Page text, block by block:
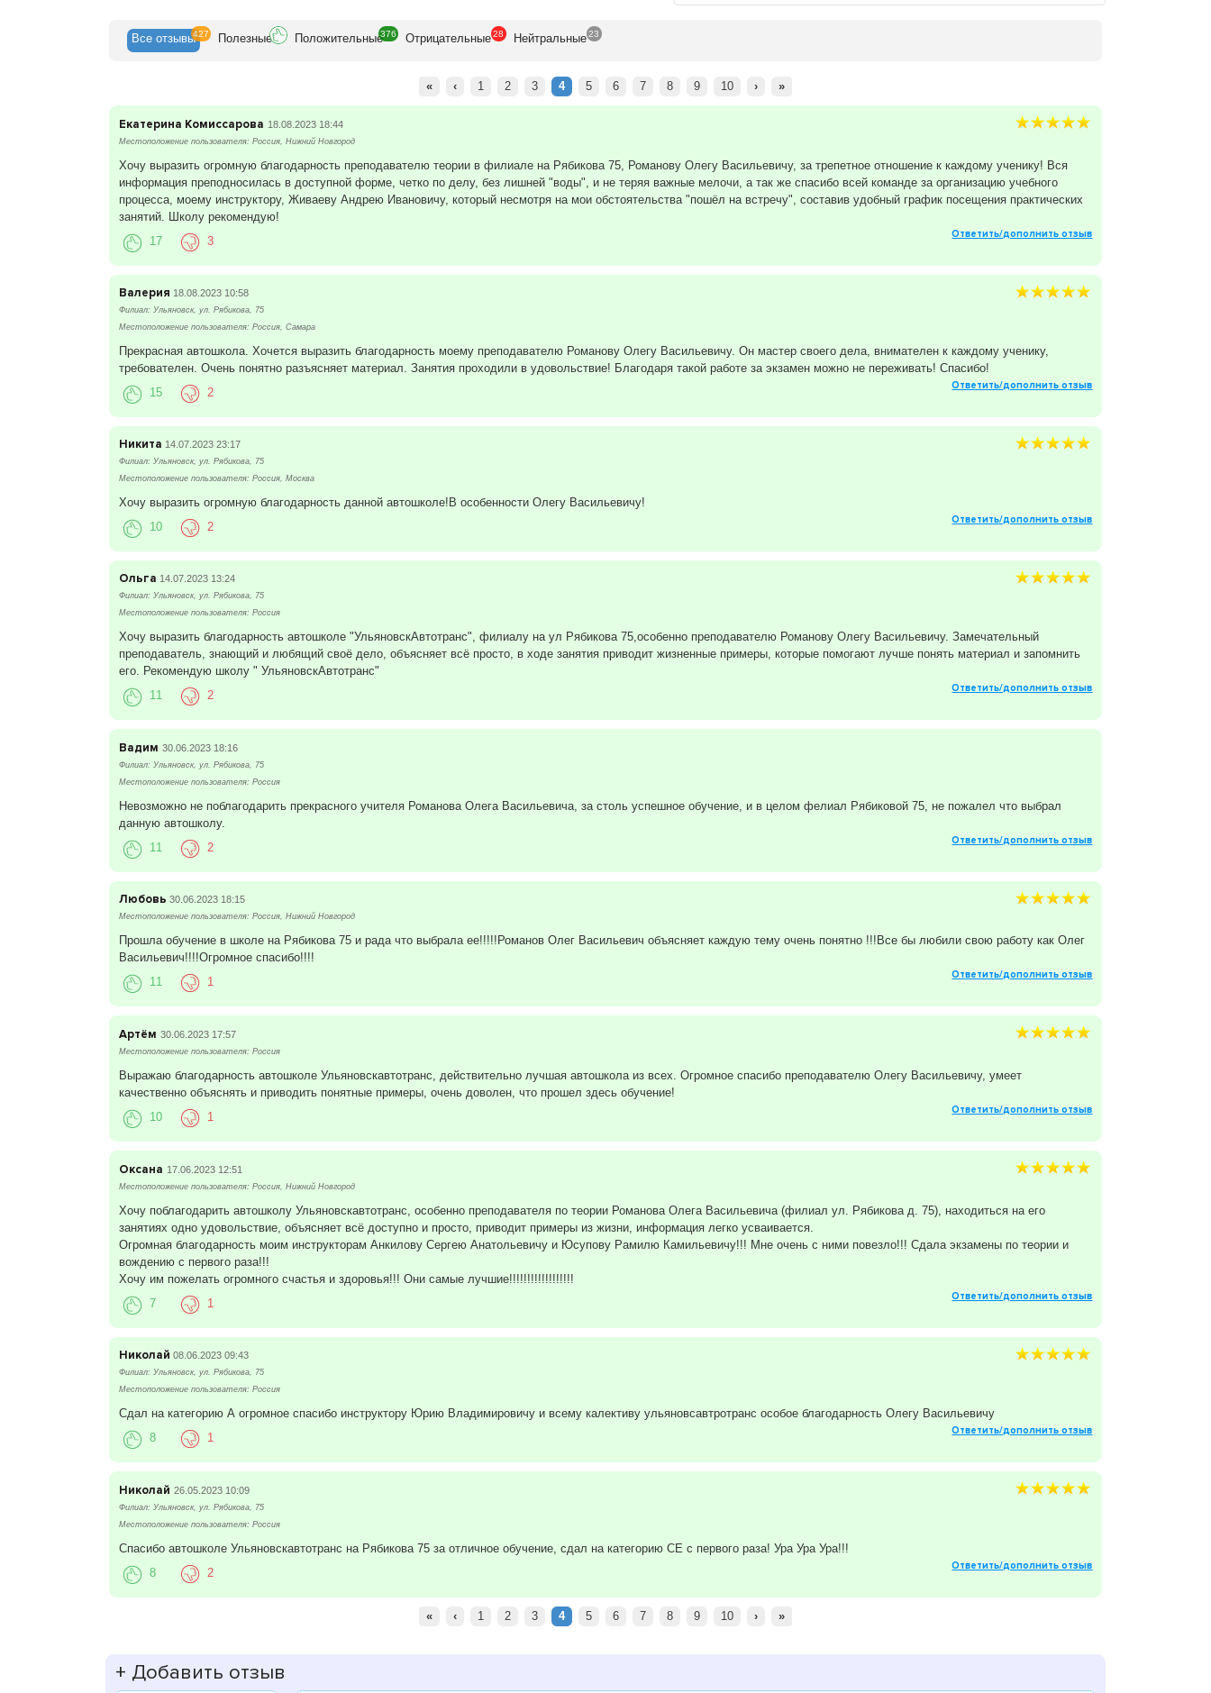
Все отзывы427 Полезные Положительные376 Отрицательные 28 Нейтральные 23
« ‹ 1 2 3 4 5 6 7 8 9 10 › »
Екатерина Комиссарова 18.08.2023 18:44
Местоположение пользователя: Россия, Нижний Новгород
Хочу выразить огромную благодарность преподавателю теории в филиале на Рябикова 75, Романову Олегу Васильевичу, за трепетное отношение к каждому ученику! Вся
информация преподносилась в доступной форме, четко по делу, без лишней "воды", и не теряя важные мелочи, а так же спасибо всей команде за организацию учебного
процесса, моему инструктору, Живаеву Андрею Ивановичу, который несмотря на мои обстоятельства "пошёл на встречу", составив удобный график посещения практических
занятий. Школу рекомендую!
Ответить/дополнить отзыв
17 3
Валерия 18.08.2023 10:58
Филиал: Ульяновск, ул. Рябикова, 75
Местоположение пользователя: Россия, Самара
Прекрасная автошкола. Хочется выразить благодарность моему преподавателю Романову Олегу Васильевичу. Он мастер своего дела, внимателен к каждому ученику,
требователен. Очень понятно разъясняет материал. Занятия проходили в удовольствие! Благодаря такой работе за экзамен можно не переживать! Спасибо!
Ответить/дополнить отзыв
15 2
Никита 14.07.2023 23:17
Филиал: Ульяновск, ул. Рябикова, 75
Местоположение пользователя: Россия, Москва
Хочу выразить огромную благодарность данной автошколе!В особенности Олегу Васильевичу!
Ответить/дополнить отзыв
10 2
Ольга 14.07.2023 13:24
Филиал: Ульяновск, ул. Рябикова, 75
Местоположение пользователя: Россия
Хочу выразить благодарность автошколе "УльяновскАвтотранс", филиалу на ул Рябикова 75,особенно преподавателю Романову Олегу Васильевичу. Замечательный
преподаватель, знающий и любящий своё дело, объясняет всё просто, в ходе занятия приводит жизненные примеры, которые помогают лучше понять материал и запомнить
его. Рекомендую школу " УльяновскАвтотранс"
Ответить/дополнить отзыв
11 2
Вадим 30.06.2023 18:16
Филиал: Ульяновск, ул. Рябикова, 75
Местоположение пользователя: Россия
Невозможно не поблагодарить прекрасного учителя Романова Олега Васильевича, за столь успешное обучение, и в целом фелиал Рябиковой 75, не пожалел что выбрал
данную автошколу.
Ответить/дополнить отзыв
11 2
Любовь 30.06.2023 18:15
Местоположение пользователя: Россия, Нижний Новгород
Прошла обучение в школе на Рябикова 75 и рада что выбрала ее!!!!!Романов Олег Васильевич объясняет каждую тему очень понятно !!!Все бы любили свою работу как Олег
Васильевич!!!!Огромное спасибо!!!!
Ответить/дополнить отзыв
11 1
Артём 30.06.2023 17:57
Местоположение пользователя: Россия
Выражаю благодарность автошколе Ульяновскавтотранс, действительно лучшая автошкола из всех. Огромное спасибо преподавателю Олегу Васильевичу, умеет
качественно объяснять и приводить понятные примеры, очень доволен, что прошел здесь обучение!
Ответить/дополнить отзыв
10 1
Оксана 17.06.2023 12:51
Местоположение пользователя: Россия, Нижний Новгород
Хочу поблагодарить автошколу Ульяновскавтотранс, особенно преподавателя по теории Романова Олега Васильевича (филиал ул. Рябикова д. 75), находиться на его
занятиях одно удовольствие, объясняет всё доступно и просто, приводит примеры из жизни, информация легко усваивается.
Огромная благодарность моим инструкторам Анкилову Сергею Анатольевичу и Юсупову Рамилю Камильевичу!!! Мне очень с ними повезло!!! Сдала экзамены по теории и
вождению с первого раза!!!
Хочу им пожелать огромного счастья и здоровья!!! Они самые лучшие!!!!!!!!!!!!!!!!!!
Ответить/дополнить отзыв
7 1
Николай 08.06.2023 09:43
Филиал: Ульяновск, ул. Рябикова, 75
Местоположение пользователя: Россия
Сдал на категорию А огромное спасибо инструктору Юрию Владимировичу и всему калективу ульяновсавтротранс особое благодарность Олегу Васильевичу
Ответить/дополнить отзыв
8 1
Николай 26.05.2023 10:09
Филиал: Ульяновск, ул. Рябикова, 75
Местоположение пользователя: Россия
Спасибо автошколе Ульяновскавтотранс на Рябикова 75 за отличное обучение, сдал на категорию CE с первого раза! Ура Ура Ура!!!
Ответить/дополнить отзыв
8 2
« ‹ 1 2 3 4 5 6 7 8 9 10 › »
+ Добавить отзыв